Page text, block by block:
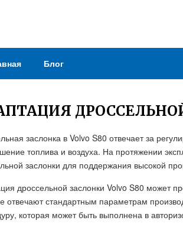
Блог
заслонка в Volvo S80 отвечает за
топлива и воздуха. На протяжении
заслонки для поддержания высокой
дроссельной заслонки Volvo S80 может
отвечают стандартным параметрам
которая может быть выполнена в